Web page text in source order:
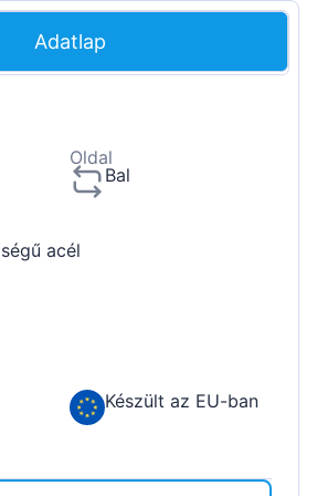
Adatlap
Oldal
Bal
acél
Készült az EU-ban